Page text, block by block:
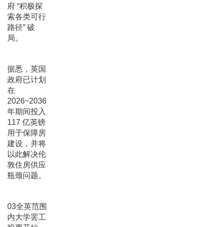
府 “积极探
索各类可行
路径” 破
局。
据悉，英国
政府已计划
在
2026~2036
年期间投入
117 亿英镑
用于保障房
建设，并将
以此解决伦
敦住房供应
瓶颈问题。
03全英范围
内大学罢工